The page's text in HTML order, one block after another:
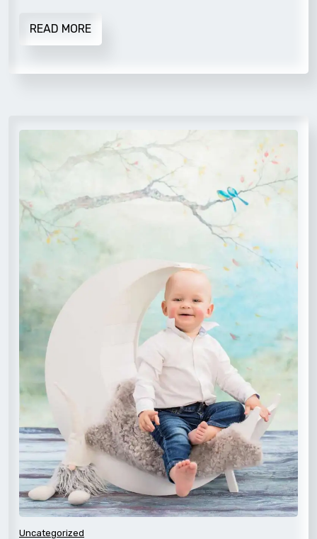
READ MORE
Uncategorized